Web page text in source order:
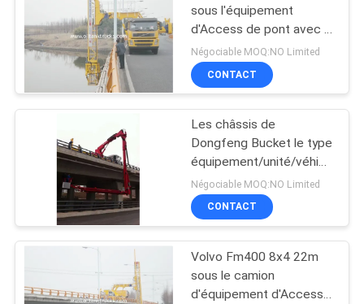
sous le véhicule
d'inspection de pont
sous la plate-forme
de pont
11
sous l'équipement
d'Access de pont avec la
commande
hydrostatique VOLVO
8x4
Négociable MOQ:NO Limited
CONTACT
Les châssis de
Dongfeng Bucket le type
équipement/unité/véhicule
6x4 HZZ5240JQJ16
d'inspection de pont
Négociable MOQ:NO Limited
CONTACT
Volvo Fm400 8x4 22m
sous le camion
d'équipement d'Access